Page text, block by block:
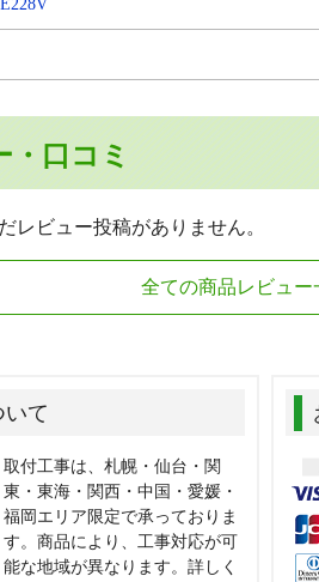
・口コミ
レビュー投稿がありません。
全ての商品レビュー
て
取付工事は、札幌・仙台・関
東・東海・関西・中国・愛媛・
福岡エリア限定で承っておりま
す。商品により、工事対応が可
能な地域が異なります。詳しく